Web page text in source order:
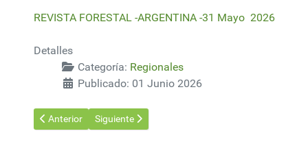
REVISTA FORESTAL -ARGENTINA -31 Mayo 2026
Detalles
Categoría: Regionales
Publicado: 01 Junio 2026
Artículo anterior: Brasil reduce 40% el nivel de deforestación
Anterior Artículo siguiente: Corrientes | Consorcios
Siguiente